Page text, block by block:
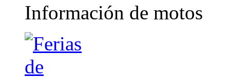
Información de motos